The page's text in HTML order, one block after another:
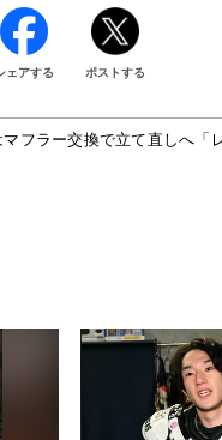
ェアする ポストする
フラー交換で立て直しへ「